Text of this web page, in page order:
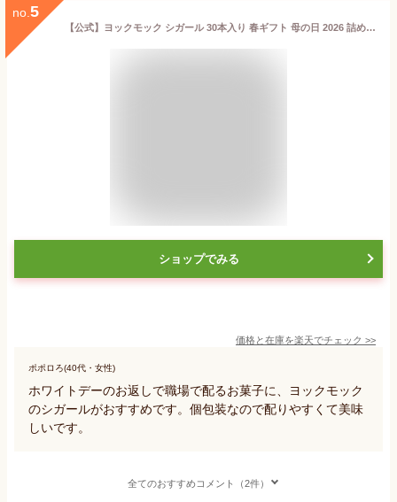
no. 5
【公式】ヨックモック シガール 30本入り 春ギフト 母の日 2026 詰め合わせ プレゼント スイーツ ギフト プチギフト クッキー 退職 洋菓子 お菓子 焼き菓子 手土産 個包装 お取り寄せ お礼 お祝い
ショップでみる
価格と在庫を楽天でチェック >>
ポポロろ(40代・女性)
ホワイトデーのお返しで職場で配るお菓子に、ヨックモック
のシガールがおすすめです。個包装なので配りやすくて美味
しいです。
全てのおすすめコメント（2件）